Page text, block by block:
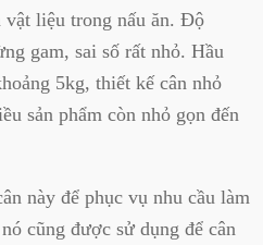
vật liệu trong nấu ăn. Độ
gam, sai số rất nhỏ. Hầu
5kg, thiết kế cân nhỏ
sản phẩm còn nhỏ gọn đến
này để phục vụ nhu cầu làm
cũng được sử dụng để cân